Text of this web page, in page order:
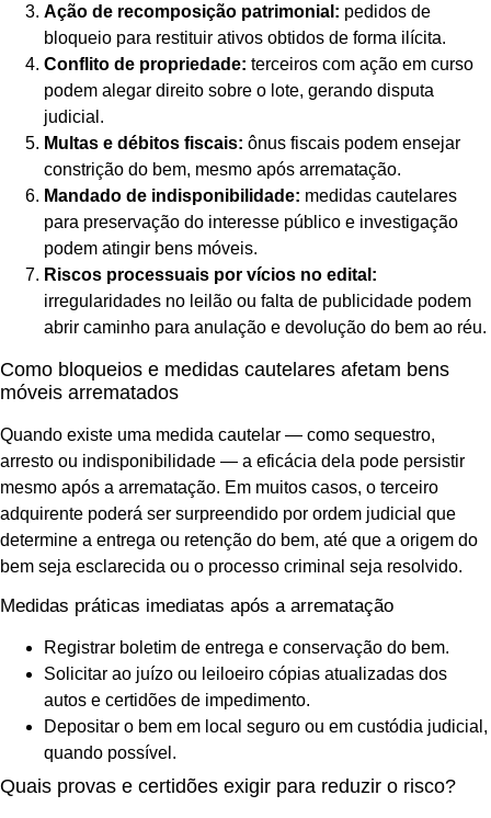
Ação de recomposição patrimonial: pedidos de
bloqueio para restituir ativos obtidos de forma ilícita.
Conflito de propriedade: terceiros com ação em curso
podem alegar direito sobre o lote, gerando disputa
judicial.
Multas e débitos fiscais: ônus fiscais podem ensejar
constrição do bem, mesmo após arrematação.
Mandado de indisponibilidade: medidas cautelares
para preservação do interesse público e investigação
podem atingir bens móveis.
Riscos processuais por vícios no edital:
irregularidades no leilão ou falta de publicidade podem
abrir caminho para anulação e devolução do bem ao réu.
Como bloqueios e medidas cautelares afetam bens
móveis arrematados
Quando existe uma medida cautelar — como sequestro,
arresto ou indisponibilidade — a eficácia dela pode persistir
mesmo após a arrematação. Em muitos casos, o terceiro
adquirente poderá ser surpreendido por ordem judicial que
determine a entrega ou retenção do bem, até que a origem do
bem seja esclarecida ou o processo criminal seja resolvido.
Medidas práticas imediatas após a arrematação
Registrar boletim de entrega e conservação do bem.
Solicitar ao juízo ou leiloeiro cópias atualizadas dos
autos e certidões de impedimento.
Depositar o bem em local seguro ou em custódia judicial,
quando possível.
Quais provas e certidões exigir para reduzir o risco?